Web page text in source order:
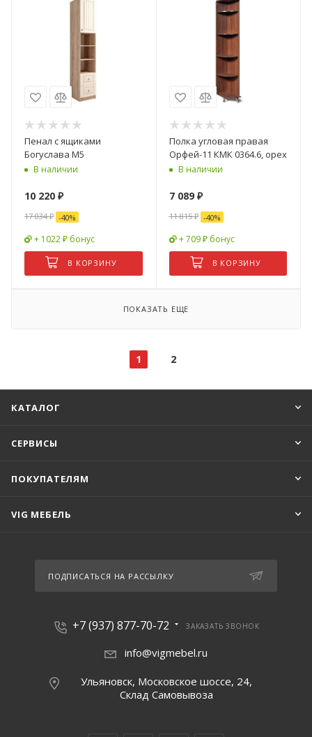
Пенал с ящиками
Богуслава М5
В наличии
10 220 ₽
17 034₽ -40%
+ 1022 ₽ бонус
В КОРЗИНУ
Полка угловая правая
Орфей-11 КМК 0364.6, орех
В наличии
7 089₽
11 815₽ -40%
+ 709 ₽ бонус
В КОРЗИНУ
ПОКАЗАТЬ ЕЩЕ
1 2
КАТАЛОГ
СЕРВИСЫ
ПОКУПАТЕЛЯМ
VIG МЕБЕЛЬ
ПОДПИСАТЬСЯ НА РАССЫЛКУ
+7 (937) 877-70-72 ЗАКАЗАТЬ ЗВОНОК
info@vigmebel.ru
Ульяновск, Московское шоссе, 24,
Склад Cамовывоза